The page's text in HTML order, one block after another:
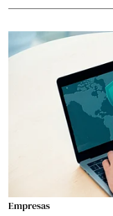
Empresas